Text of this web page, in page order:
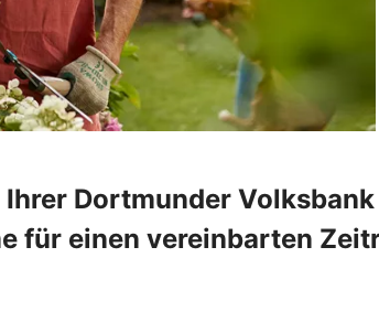
Dortmunder
für einen vereinbarten